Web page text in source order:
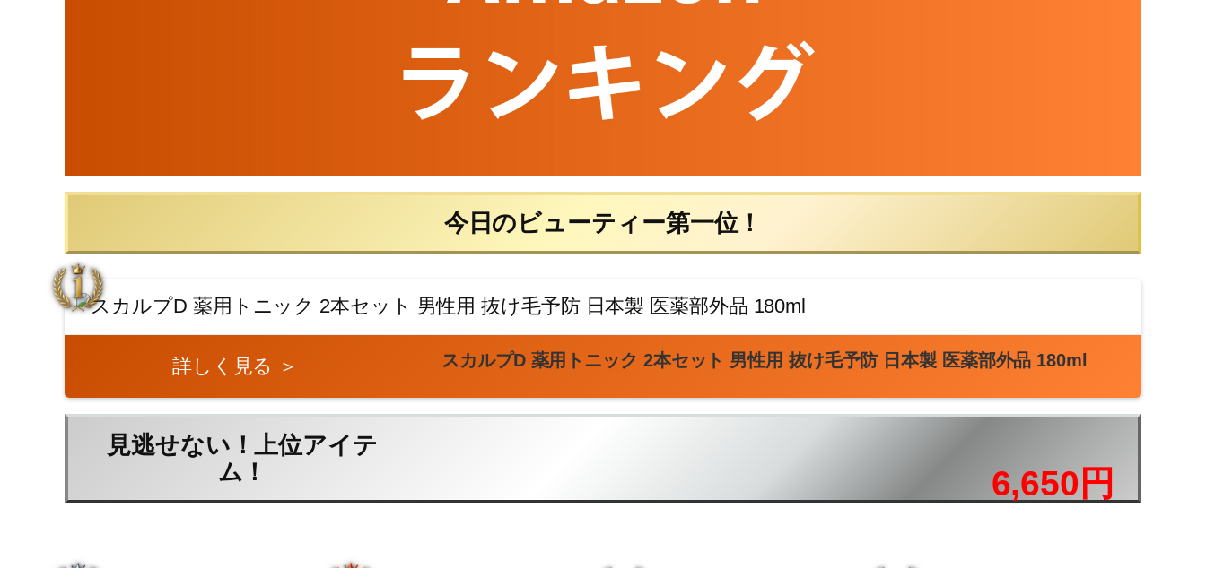
今日のビューティー第一位！
スカルプD 薬用トニック 2本セット 男性用 抜け毛予防 日本製 医薬部外品 180ml
6,650円
詳しく見る ＞
見逃せない！上位アイテ
ム！